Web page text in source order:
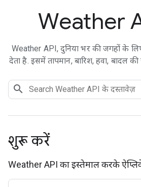
Weather
Weather API, दुनिया भर की जगहों के
देता है. इसमें तापमान, बारिश, हवा, बादल
शुरू करें
Weather API का इस्तेमाल करके